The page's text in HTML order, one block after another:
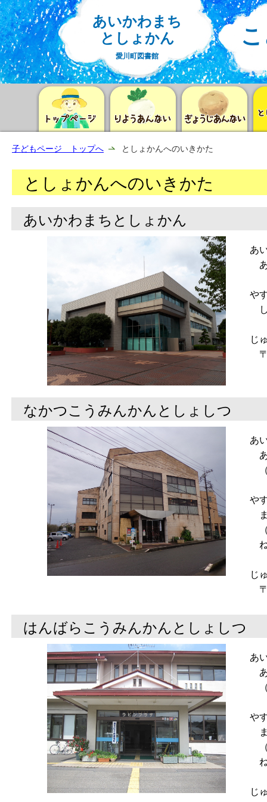
あいかわまち
としょかん
愛川町図書館
子どもページ トップへ としょかんへのいきかた
としょかんへのいきかた
あいかわまちとしょかん
あ
あ
や
し
じ
〒
なかつこうみんかんとしょしつ
あ
あ
（
や
ま
（
ね
じ
〒
はんばらこうみんかんとしょしつ
あ
あ
（
や
ま
（
ね
じ